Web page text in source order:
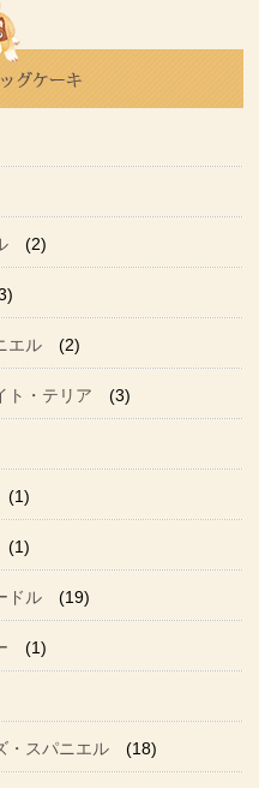
(2)
エル (2)
ト・テリア (3)
(1)
(1)
ドル (19)
(1)
・スパニエル (18)